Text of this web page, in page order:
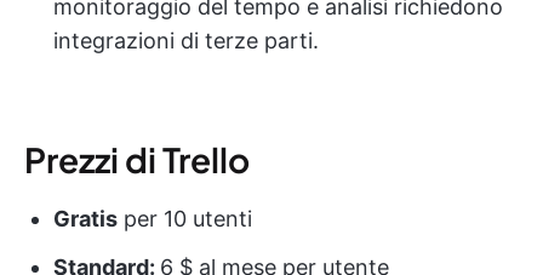
monitoraggio del tempo e analisi richiedono
integrazioni di terze parti.
Prezzi di Trello
Gratis per 10 utenti
Standard: 6 $ al mese per utente